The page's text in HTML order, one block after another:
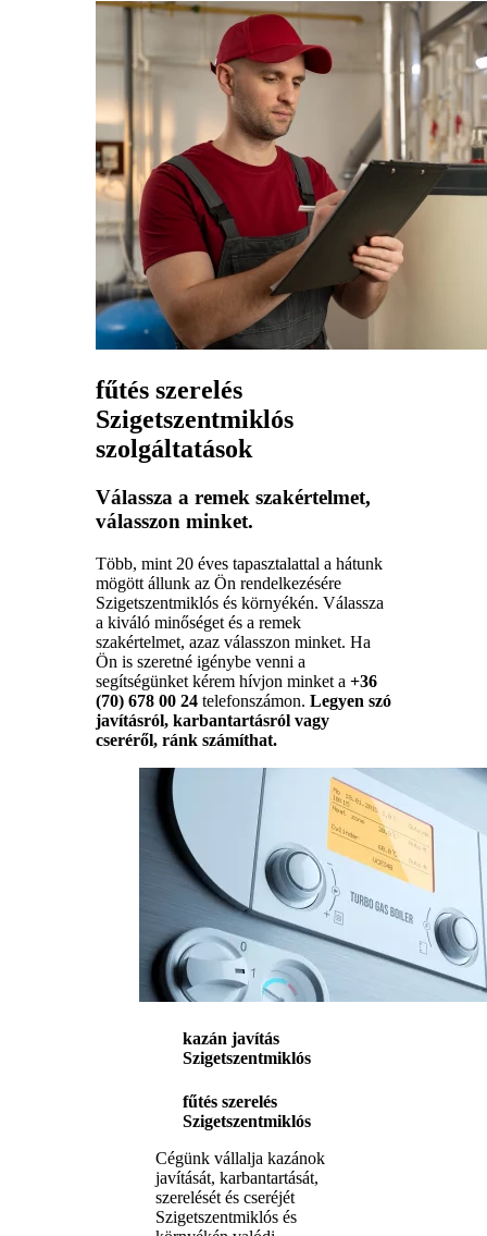
fűtés szerelés
Szigetszentmiklós
szolgáltatások
Válassza a remek szakértelmet,
válasszon minket.
Több, mint 20 éves tapasztalattal a hátunk
mögött állunk az Ön rendelkezésére
Szigetszentmiklós és környékén. Válassza
a kiváló minőséget és a remek
szakértelmet, azaz válasszon minket. Ha
Ön is szeretné igénybe venni a
segítségünket kérem hívjon minket a +36
(70) 678 00 24 telefonszámon. Legyen szó
javításról, karbantartásról vagy
cseréről, ránk számíthat.
kazán javítás
Szigetszentmiklós
fűtés szerelés
Szigetszentmiklós
Cégünk vállalja kazánok
javítását, karbantartását,
szerelését és cseréjét
Szigetszentmiklós és